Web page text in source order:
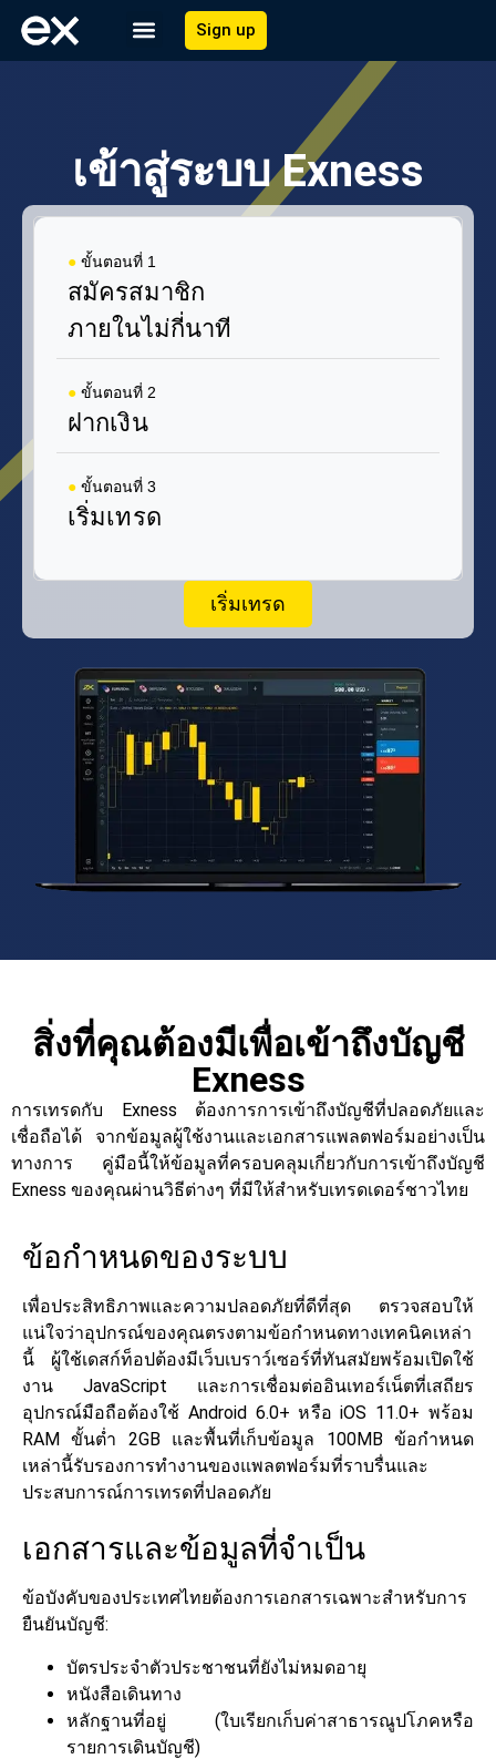
Sign up
เข้าสู่ระบบ Exness
● ขั้นตอนที่ 1
สมัครสมาชิก
ภายในไม่กี่นาที
● ขั้นตอนที่ 2
ฝากเงิน
● ขั้นตอนที่ 3
เริ่มเทรด
เริ่มเทรด
สิ่งที่คุณต้องมีเพื่อเข้าถึงบัญชี
Exness
การเทรดกับ Exness ต้องการการเข้าถึงบัญชีที่ปลอดภัยและ
เชื่อถือได้ จากข้อมูลผู้ใช้งานและเอกสารแพลตฟอร์มอย่างเป็น
ทางการ คู่มือนี้ให้ข้อมูลที่ครอบคลุมเกี่ยวกับการเข้าถึงบัญชี
Exness ของคุณผ่านวิธีต่างๆ ที่มีให้สำหรับเทรดเดอร์ชาวไทย
ข้อกำหนดของระบบ
เพื่อประสิทธิภาพและความปลอดภัยที่ดีที่สุด ตรวจสอบให้
แน่ใจว่าอุปกรณ์ของคุณตรงตามข้อกำหนดทางเทคนิคเหล่า
นี้ ผู้ใช้เดสก์ท็อปต้องมีเว็บเบราว์เซอร์ที่ทันสมัยพร้อมเปิดใช้
งาน JavaScript และการเชื่อมต่ออินเทอร์เน็ตที่เสถียร
อุปกรณ์มือถือต้องใช้ Android 6.0+ หรือ iOS 11.0+ พร้อม
RAM ขั้นต่ำ 2GB และพื้นที่เก็บข้อมูล 100MB ข้อกำหนด
เหล่านี้รับรองการทำงานของแพลตฟอร์มที่ราบรื่นและ
ประสบการณ์การเทรดที่ปลอดภัย
เอกสารและข้อมูลที่จำเป็น
ข้อบังคับของประเทศไทยต้องการเอกสารเฉพาะสำหรับการ
ยืนยันบัญชี:
บัตรประจำตัวประชาชนที่ยังไม่หมดอายุ
หนังสือเดินทาง
หลักฐานที่อยู่ (ใบเรียกเก็บค่าสาธารณูปโภคหรือ
รายการเดินบัญชี)